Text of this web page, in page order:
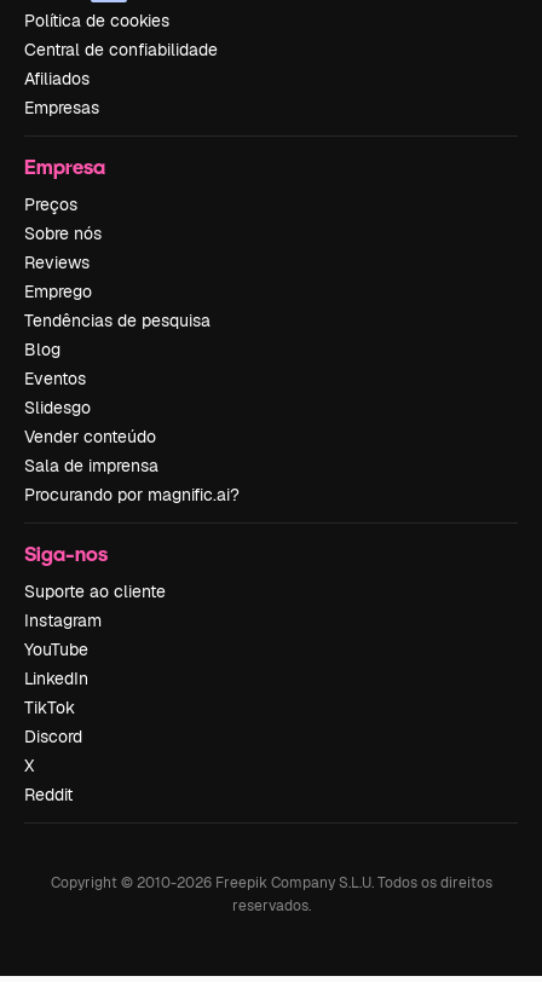
Política de cookies
Central de confiabilidade
Afiliados
Empresas
Empresa
Preços
Sobre nós
Reviews
Emprego
Tendências de pesquisa
Blog
Eventos
Slidesgo
Vender conteúdo
Sala de imprensa
Procurando por magnific.ai?
Siga-nos
Suporte ao cliente
Instagram
YouTube
LinkedIn
TikTok
Discord
X
Reddit
Copyright © 2010-2026Freepik Company S.L.U. Todos os direitos
reservados.